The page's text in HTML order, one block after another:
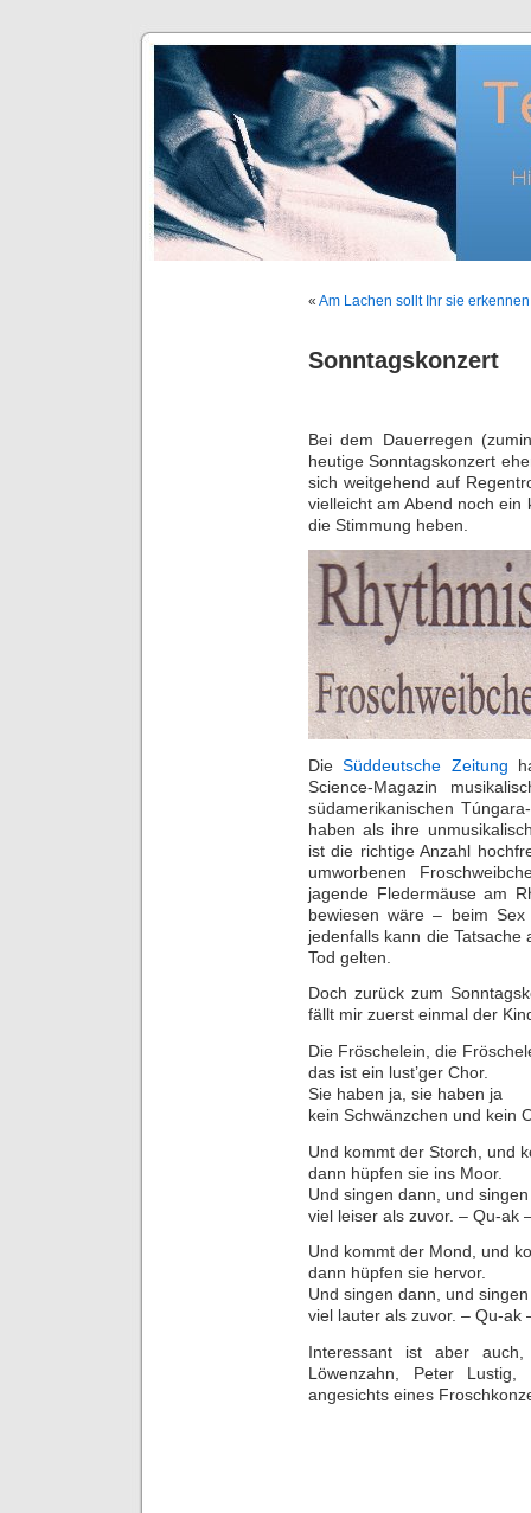
« Am Lachen sollt Ihr sie
Sonntagskonzert
Bei dem Dauerregen
heutige Sonntagskonzert
sich weitgehend auf
vielleicht am Abend noch ein
die Stimmung heben.
DieSüddeutsche Zeitung
Science-Magazin
südamerikanischen
haben als ihre
ist die richtige Anzahl
umworbenen
jagende Fledermäuse am
bewiesen wäre – beim
jedenfalls kann die
Tod gelten.
Doch zurück zum
fällt mir zuerst einmal der
Die Fröschelein, die
das ist ein lust’ger Chor.
Sie haben ja, sie haben ja
kein Schwänzchen und kein
Und kommt der Storch, und
dann hüpfen sie ins Moor.
Und singen dann, und
viel leiser als zuvor. – Qu-ak
Und kommt der Mond, und
dann hüpfen sie hervor.
Und singen dann, und
viel lauter als zuvor. – Qu-
Interessant ist aber
Löwenzahn, Peter
angesichts eines